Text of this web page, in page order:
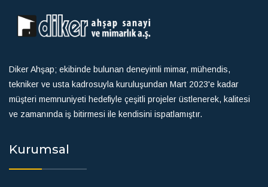
Diker Ahşap; ekibinde bulunan deneyimli mimar, mühendis,
tekniker ve usta kadrosuyla kuruluşundan Mart 2023'e kadar
müşteri memnuniyeti hedefiyle çeşitli projeler üstlenerek, kalitesi
ve zamanında iş bitirmesi ile kendisini ispatlamıştır.
Kurumsal